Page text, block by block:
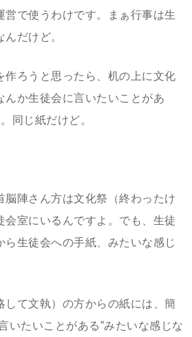
営で使うわけです。まぁ行事は生
だけど。
作ろうと思ったら、机の上に文化
んか生徒会に言いたいことがあ
同じ紙だけど。
脳陣さん方は文化祭（終わったけ
会室にいるんですよ。でも、生徒
ら生徒会への手紙、みたいな感じ
して文執）の方からの紙には、簡
いたいことがある”みたいな感じな